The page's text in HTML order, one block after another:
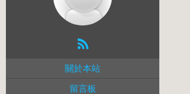
關於本站
留言板